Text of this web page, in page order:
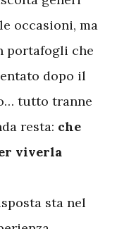
occasioni, ma
portafogli che
dopo il
tutto tranne
resta: che
viverla
sta nel